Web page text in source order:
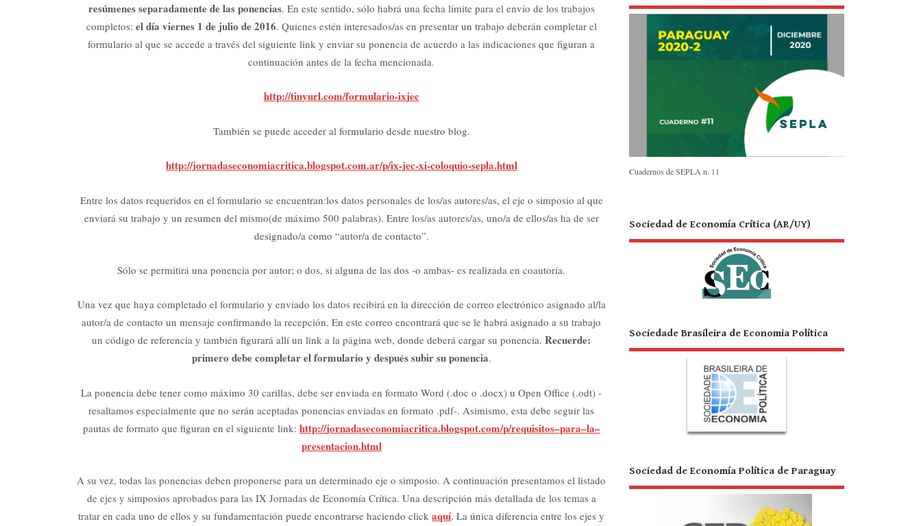
resúmenes separadamente de las ponencias. En este sentido, sólo habrá una fecha límite para el envío de los trabajos
completos: el día viernes 1 de julio de 2016. Quienes estén interesados/as en presentar un trabajo deberán completar el
formulario al que se accede a través del siguiente link y enviar su ponencia de acuerdo a las indicaciones que figuran a
continuación antes de la fecha mencionada.
http://tinyurl.com/formulario-ixjec
También se puede acceder al formulario desde nuestro blog.
http://jornadaseconomiacritica.blogspot.com.ar/p/ix-jec-xi-coloquio-sepla.html
Entre los datos requeridos en el formulario se encuentran:los datos personales de los/as autores/as, el eje o simposio al que
enviará su trabajo y un resumen del mismo(de máximo 500 palabras). Entre los/as autores/as, uno/a de ellos/as ha de ser
designado/a como “autor/a de contacto”.
Sólo se permitirá una ponencia por autor; o dos, si alguna de las dos -o ambas- es realizada en coautoría.
Una vez que haya completado el formulario y enviado los datos recibirá en la dirección de correo electrónico asignado al/la
autor/a de contacto un mensaje confirmando la recepción. En este correo encontrará que se le habrá asignado a su trabajo
un código de referencia y también figurará allí un link a la página web, donde deberá cargar su ponencia.Recuerde:
primero debe completar el formulario y después subir su ponencia.
La ponencia debe tener como máximo 30 carillas, debe ser enviada en formato Word (.doc o .docx) u Open Office (.odt) -
resaltamos especialmente que no serán aceptadas ponencias enviadas en formato .pdf-. Asimismo, esta debe seguir las
pautas de formato que figuran en el siguiente link: http://jornadaseconomiacritica.blogspot.com/p/requisitos–para–la–
presentacion.html
A su vez, todas las ponencias deben proponerse para un determinado eje o simposio. A continuación presentamos el listado
de ejes y simposios aprobados para las IX Jornadas de Economía Crítica. Una descripción más detallada de los temas a
tratar en cada uno de ellos y su fundamentación puede encontrarse haciendo clickaquí. La única diferencia entre los ejes y
Cuadernos de SEPLA n. 11
Sociedad de Economía Crítica (AR/UY)
Sociedade Brasileira de Economia Política
Sociedad de Economía Política de Paraguay